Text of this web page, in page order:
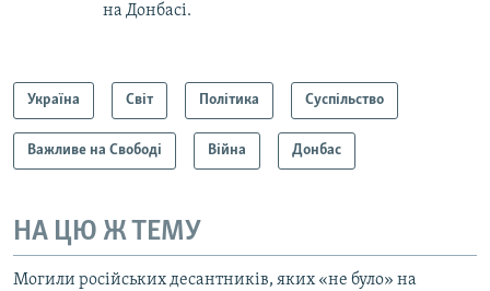
на Донбасі.
Україна Світ Політика Суспільство
Важливе на Свободі Війна Донбас
НА ЦЮ Ж ТЕМУ
Могили російських десантників, яких «не було» на